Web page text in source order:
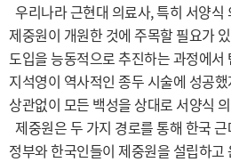
우리나라 근현대 의료사, 특히 서양
제중원이 개원한 것에 주목할 필요가
도입을 능동적으로 추진하는 과정에
지석영이 역사적인 종두 시술에 성공
상관없이 모든 백성을 상대로 서양식
제중원은 두 가지 경로를 통해 한국
정부와 한국인들이 제중원을 설립하